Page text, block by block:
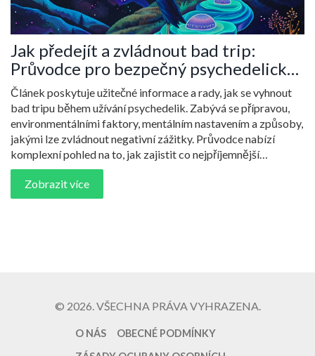
Jak předejít a zvládnout bad trip:
Průvodce pro bezpečný psychedelický
zážitek
Článek poskytuje užitečné informace a rady, jak se vyhnout
bad tripu během užívání psychedelik. Zabývá se přípravou,
environmentálními faktory, mentálním nastavením a způsoby,
jakými lze zvládnout negativní zážitky. Průvodce nabízí
komplexní pohled na to, jak zajistit co nejpříjemnější
psychedelické prožitky a jak pečovat o duševní zdraví při
jejich užívání.
Zobrazit více
© 2026. VŠECHNA PRÁVA VYHRAZENA.
O NÁS
OBECNÉ PODMÍNKY